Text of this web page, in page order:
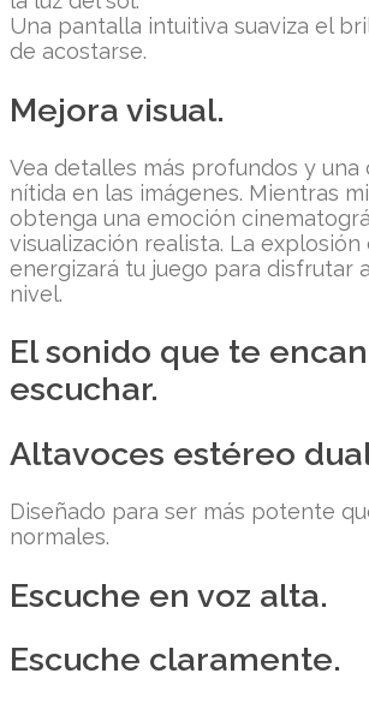
Una pantalla intuitiva suaviza el
de acostarse.
Mejora visual.
Vea detalles más profundos y una
nítida en las imágenes. Mientras
obtenga una emoción
visualización realista. La explosión
energizará tu juego para disfrutar
nivel.
El sonido que te
escuchar.
Altavoces estéreo
Diseñado para ser más potente
normales.
Escuche en voz alta.
Escuche claramente.